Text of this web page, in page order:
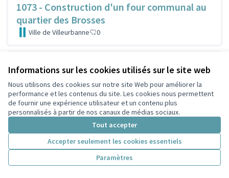
Informations sur les cookies utilisés sur le site web
Nous utilisons des cookies sur notre site Web pour améliorer la
performance et les contenus du site. Les cookies nous permettent
de fournir une expérience utilisateur et un contenu plus
personnalisés à partir de nos canaux de médias sociaux.
Tout accepter
Accepter seulement les cookies essentiels
Paramètres
1073 - Construction d'un four communal au
quartier des Brosses
Ville de Villeurbanne 0